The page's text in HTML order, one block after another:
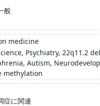
般
medicine
Psychiatry, 22q11.2
Autism,
methylation
症に関連